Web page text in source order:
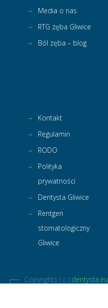
Media o nas
RTG zęba Gliwice
Ból zęba – blog
Kontakt
Regulamin
RODO
Polityka
prywatności
Dentysta Gliwice
Rentgen
stomatologiczny
Gliwice
Copyrights ( c ) dentysta.eu